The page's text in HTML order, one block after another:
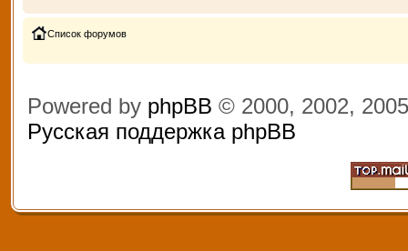
Список форумов
Powered by phpBB © 2000, 2002,
Русская поддержка phpBB